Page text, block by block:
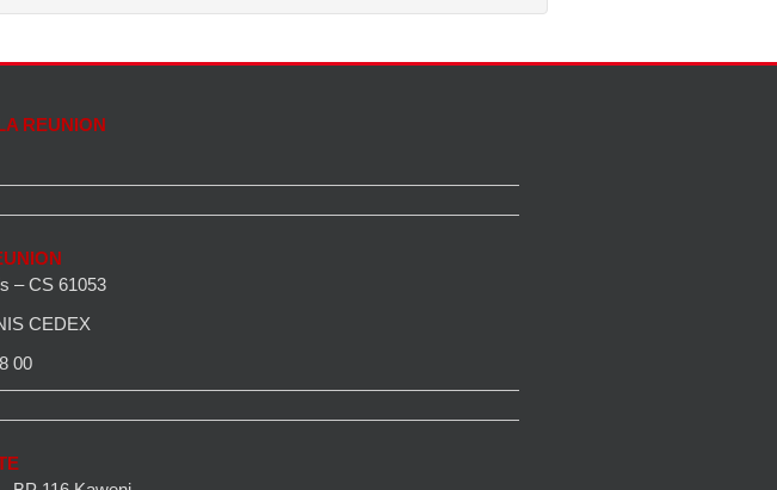
REUNION
– CS 61053
CEDEX
00